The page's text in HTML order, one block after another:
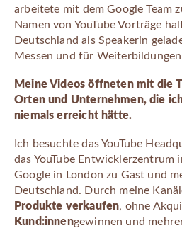
arbeitete mit dem Google Team
Namen von YouTube Vorträge
Deutschland als Speakerin
Messen und für
Meine Videos öffneten mit die
Orten und Unternehmen, die
niemals erreicht hätte.
Ich besuchte das YouTube
das YouTube Entwicklerzentrum
Google in London zu Gast und
Deutschland. Durch meine
Produkte verkaufen, ohne
Kund:innengewinnen und